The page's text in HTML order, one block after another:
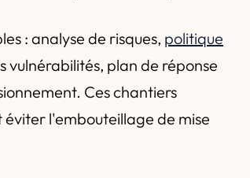
: analyse de risques, politique
vulnérabilités, plan de réponse
Ces chantiers
l'embouteillage de mise